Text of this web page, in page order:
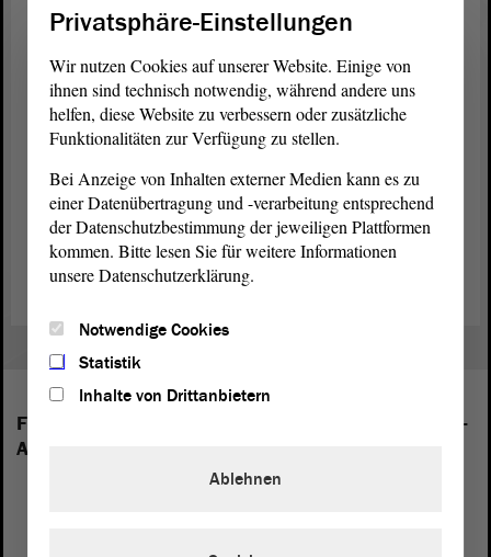
© ltlsa/stb
1/5
Alle Landessieger von „Jugend forscht“ präsentiert nochmal
kurz ihre Forschungsprojekte und Ergebnisse.
Hier geht’s zur Preisträgerbroschüre „Jugend forscht 2022“
(PDF)
Zur Pressemitteilung des Landtags (PDF)
Folgende Fraktionen sind im Landtag von Sachsen-
Anhalt vertreten:
Privatsphäre-Einstellungen
Wir nutzen Cookies auf unserer Website. Einige von
ihnen sind technisch notwendig, während andere uns
helfen, diese Website zu verbessern oder zusätzliche
Funktionalitäten zur Verfügung zu stellen.
Bei Anzeige von Inhalten externer Medien kann es zu
einer Datenübertragung und -verarbeitung entsprechend
der Datenschutzbestimmung der jeweiligen Plattformen
kommen. Bitte lesen Sie für weitere Informationen
unsere Datenschutzerklärung.
Notwendige Cookies
Statistik
Inhalte von Drittanbietern
Ablehnen